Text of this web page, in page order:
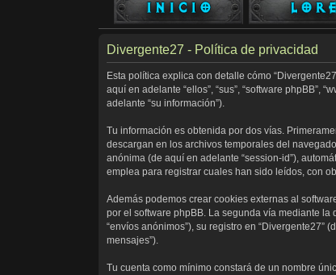
Divergente27 - Política de privacidad
Esta política explica con detalle cómo
aquí en adelante “ellos”, “sus”, “software phpBB”,
adelante “su información”).
Tu información es obtenida por dos vías.
descargan en los archivos temporales del
anónima (de aquí en adelante “session-id”),
emplea para registrar cuales han sido leídos, con
Además podemos crear cookies externas al
por el software phpBB. La segunda vía mediante
“envíos anónimos”), su registro en
mensajes”).
Tu cuenta como mínimo constará de un nombre